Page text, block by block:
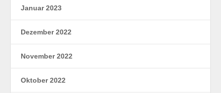
Januar 2023
Dezember 2022
November 2022
Oktober 2022